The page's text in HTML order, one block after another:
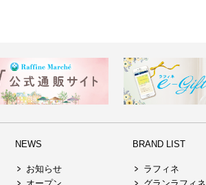
NEWS
お知らせ
BRAND LIST
ラフィネ